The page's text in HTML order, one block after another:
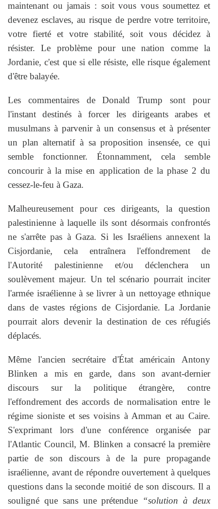
maintenant ou jamais : soit vous vous soumettez et
devenez esclaves, au risque de perdre votre territoire,
votre fierté et votre stabilité, soit vous décidez à
résister. Le problème pour une nation comme la
Jordanie, c'est que si elle résiste, elle risque également
d'être balayée.
Les commentaires de Donald Trump sont pour
l'instant destinés à forcer les dirigeants arabes et
musulmans à parvenir à un consensus et à présenter
un plan alternatif à sa proposition insensée, ce qui
semble fonctionner. Étonnamment, cela semble
concourir à la mise en application de la phase 2 du
cessez-le-feu à Gaza.
Malheureusement pour ces dirigeants, la question
palestinienne à laquelle ils sont désormais confrontés
ne s'arrête pas à Gaza. Si les Israéliens annexent la
Cisjordanie, cela entraînera l'effondrement de
l'Autorité palestinienne et/ou déclenchera un
soulèvement majeur. Un tel scénario pourrait inciter
l'armée israélienne à se livrer à un nettoyage ethnique
dans de vastes régions de Cisjordanie. La Jordanie
pourrait alors devenir la destination de ces réfugiés
déplacés.
Même l'ancien secrétaire d'État américain Antony
Blinken a mis en garde, dans son avant-dernier
discours sur la politique étrangère, contre
l'effondrement des accords de normalisation entre le
régime sioniste et ses voisins à Amman et au Caire.
S'exprimant lors d'une conférence organisée par
l'Atlantic Council, M. Blinken a consacré la première
partie de son discours à de la pure propagande
israélienne, avant de répondre ouvertement à quelques
questions dans la seconde moitié de son discours. Il a
souligné que sans une prétendue “solution à deux